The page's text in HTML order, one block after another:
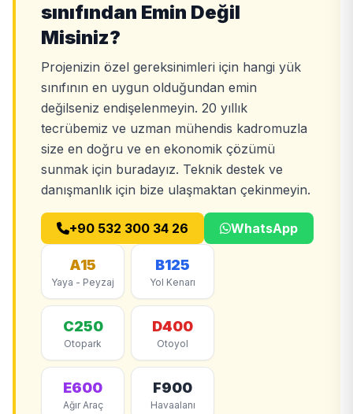
sınıfından Emin Değil
Misiniz?
Projenizin özel gereksinimleri için hangi yük
sınıfının en uygun olduğundan emin
değilseniz endişelenmeyin. 20 yıllık
tecrübemiz ve uzman mühendis kadromuzla
size en doğru ve en ekonomik çözümü
sunmak için buradayız. Teknik destek ve
danışmanlık için bize ulaşmaktan çekinmeyin.
+90 532 300 34 26 WhatsApp
A15
Yaya - Peyzaj
B125
Yol Kenarı
C250
Otopark
D400
Otoyol
E600
Ağır Araç
F900
Havaalanı